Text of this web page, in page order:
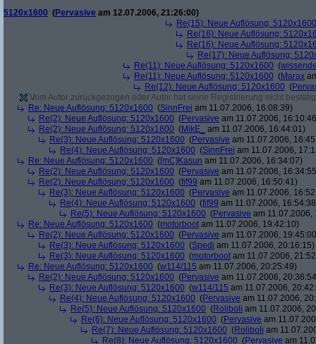
5120x1600 (Pervasive am 12.07.2006, 21:26:00)
Re(15): Neue Auflösung: 5120x1600
Re(16): Neue Auflösung:
Re(16): Neue Auflösung:
Re(17): Neue Auflösung:
Re(11): Neue Auflösung: 5120x1600 (
Re(11): Neue Auflösung: 5120x1600 (Marax
Re(12): Neue Auflösung: 5120x1600 (
Vom Autor zurückgezogen oder Autor hat seine Registrierung nicht
Re: Neue Auflösung: 5120x1600 (SinnFrei am 11.07.2006, 16:08:39)
Re(2): Neue Auflösung: 5120x1600 (Pervasive am 11.07.2006,
Re(2): Neue Auflösung: 5120x1600 (MikE_
am 11.07.2006, 16:44:01)
Re(3): Neue Auflösung: 5120x1600 (Pervasive am 11.07.2006,
Re(4): Neue Auflösung: 5120x1600 (SinnFrei am 11.07.2006,
Re: Neue Auflösung: 5120x1600 ([mC]Kasun am 11.07.2006, 16:34:07)
Re(2): Neue Auflösung: 5120x1600 (Pervasive am 11.07.2006,
Re(2): Neue Auflösung: 5120x1600 (fif99 am 11.07.2006, 16:50:41)
Re(3): Neue Auflösung: 5120x1600 (Pervasive am 11.07.2006,
Re(4): Neue Auflösung: 5120x1600 (fif99 am 11.07.2006,
Re(5): Neue Auflösung: 5120x1600 (Pervasive am 11.07.2006,
Re: Neue Auflösung: 5120x1600 (motorboot am 11.07.2006, 19:42:10)
Re(2): Neue Auflösung: 5120x1600 (Pervasive am 11.07.2006,
Re(3): Neue Auflösung: 5120x1600 (Spedi am 11.07.2006, 20:16:15)
Re(3): Neue Auflösung: 5120x1600 (motorboot am 11.07.2006,
Re: Neue Auflösung: 5120x1600 (w114/115 am 11.07.2006, 20:25:49)
Re(2): Neue Auflösung: 5120x1600 (Pervasive am 11.07.2006,
Re(3): Neue Auflösung: 5120x1600 (w114/115 am 11.07.2006,
Re(4): Neue Auflösung: 5120x1600 (Pervasive am 11.07.2006,
Re(5): Neue Auflösung: 5120x1600 (Roliboli am 11.07.2006,
Re(6): Neue Auflösung: 5120x1600 (Pervasive am
Re(7): Neue Auflösung: 5120x1600 (Roliboli am
Re(8): Neue Auflösung: 5120x1600 (Pervasive am